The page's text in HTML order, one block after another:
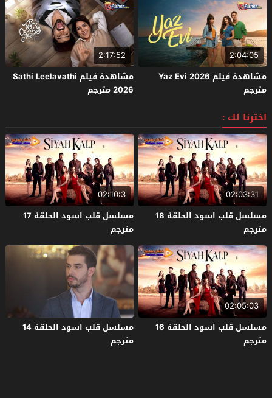
2:04:05
مشاهدة فيلم Yaz Evi 2026
مترجم
2:17:52
مشاهدة فيلم Sathi Leelavathi
2026 مترجم
اخترنا لك :
02:03:31
مسلسل قلب اسود الحلقة 18
مترجم
02:10:3
مسلسل قلب اسود الحلقة 17
مترجم
02:05:03
مسلسل قلب اسود الحلقة 16
مترجم
مسلسل قلب اسود الحلقة 14
مترجم